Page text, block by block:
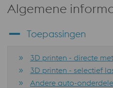
Algemene
Toepassingen
3D printen - directe
3D printen - selectief
Andere auto-